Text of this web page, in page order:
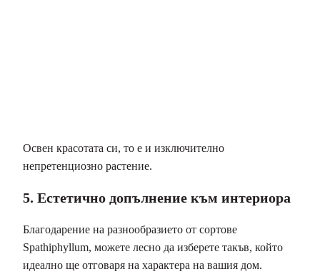
Освен красотата си, то е и изключително
непретенциозно растение.
5. Естетично допълнение към интериора
Благодарение на разнообразието от сортове
Spathiphyllum, можете лесно да изберете такъв, който
идеално ще отговаря на характера на вашия дом.